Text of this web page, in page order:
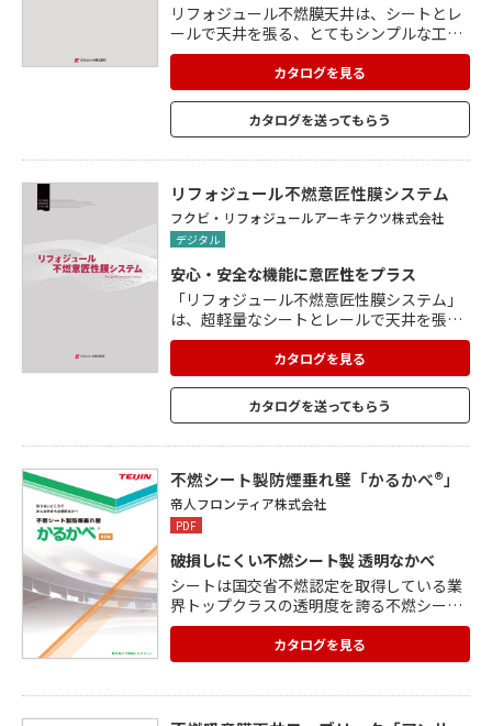
リフォジュール不燃膜天井は、シートとレ
ールで天井を張る、とてもシンプルな工
法。 「吊り天井工法」と「直天井工法」の
両方に対応。 特殊な膜と軽量フレームで構
成されています。 従来の天井材と比べて圧
倒的に下地材が少ないため、スピーディー
な施工が可能。 最小限まで小型化を図った
ムを使用することで、Rに湾曲を描いた天
井面も表現できます。
カタログを見る
カタログを送ってもらう
リフォジュール不燃意匠性膜システム
フクビ・リフォジュールアーキテクツ株式会社
デジタル
安心・安全な機能に意匠性をプラス
「リフォジュール不燃意匠性膜システム」
は、超軽量なシートとレールで天井を張る
システム。 従来の安心・安全な機能は備え
たまま、新たに意匠性をプラス。 「リフォ
ジュール不燃和紙調シート」は、温かみの
ある和の空間を演出できます。 「リフォジ
ュール不燃ミラー調シート」は、反射率が
トシート」や「リフォジュール不燃木目調
シート」は、要望に合った空間を演出でき
ます。
カタログを見る
カタログを送ってもらう
不燃シート製防煙垂れ壁「かるかべ®」
帝人フロンティア株式会社
PDF
破損しにくい不燃シート製 透明なかべ
シートは国交省不燃認定を取得している業
界トップクラスの透明度を誇る不燃シート
を使用。高い透明度 透光率90%以上に加
え、帯電防止機能を付与しているため、作
業中の静電気やほこりの付着が起きにくく
(国土交通省認定の不燃材料) 軽量(従来の網
カタログを見る